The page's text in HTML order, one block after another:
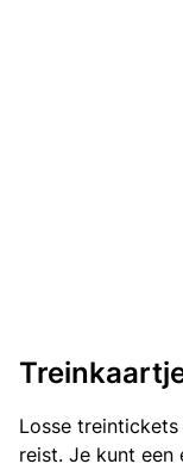
Losse
reist. Je kunt